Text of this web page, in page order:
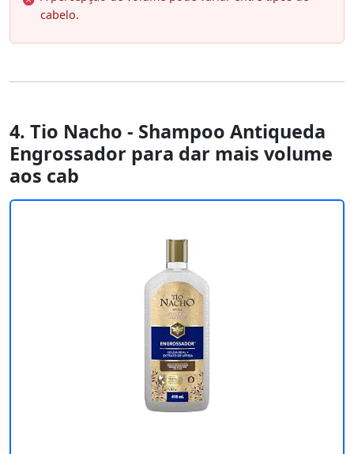
cabelo.
4. Tio Nacho - Shampoo Antiqueda
Engrossador para dar mais volume
aos cab